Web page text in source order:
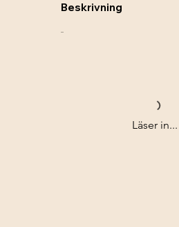
Läser in...
Beskrivning